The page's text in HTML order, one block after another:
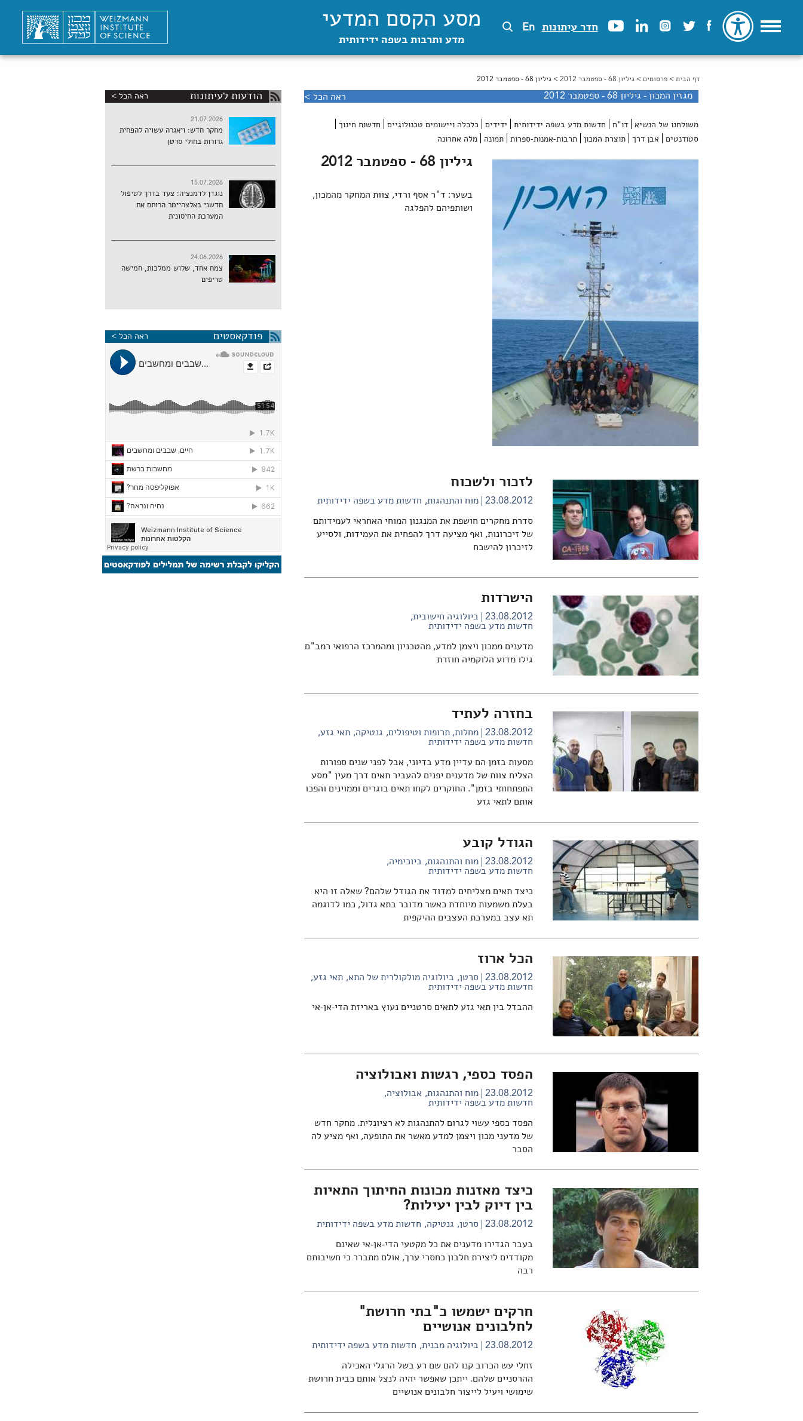
חדר עיתונות En מסע הקסם המדעי
מדע ותרבות בשפה ידידותית
הינך נמצא כאן
דף הבית >פרסומים >גיליון 68 - ספטמבר 2012 > גיליון 68 - ספטמבר 2012
מגזין המכון - גיליון 68 - ספטמבר 2012 ראה הכל >
משולחנו של הנשיא דו"ח חדשות מדע בשפה ידידותית ידידים כלכלה ויישומים טכנולוגיים
חדשות חינוך
סטודנטים
אבן דרך תוצרת המכון תרבות-אמנות-ספרות תמונה מלה אחרונה
גיליון 68 - ספטמבר 2012
בשער: ד"ר אסף ורדי, צוות המחקר מהמכון,
ושותפיהם להפלגה
לזכור ולשכוח
23.08.2012 מוח והתנהגות חדשות מדע בשפה ידידותית
סדרת מחקרים חושפת את המנגנון המוחי האחראי לעמידותם
של זיכרונות, ואף מציעה דרך להפחית את העמידות, ולסייע
לזיכרון להישכח
הישרדות
23.08.2012
ביולוגיה חישובית
חדשות מדע בשפה ידידותית
מדענים ממכון ויצמן למדע, מהטכניון ומהמרכז הרפואי רמב"ם
גילו מדוע הלוקמיה חוזרת
בחזרה לעתיד
23.08.2012 מחלות, תרופות וטיפולים גנטיקה תאי גזע
חדשות מדע בשפה ידידותית
מסעות בזמן הם עדיין מדע בדיוני, אבל לפני שנים ספורות
הצליח צוות של מדענים יפנים להעביר תאים דרך מעין "מסע
התפתחותי בזמן". החוקרים לקחו תאים בוגרים וממוינים והפכו
אותם לתאי גזע
הגודל קובע
23.08.2012 מוח והתנהגות ביוכימיה
חדשות מדע בשפה ידידותית
כיצד תאים מצליחים למדוד את הגודל שלהם? שאלה זו היא
בעלת משמעות מיוחדת כאשר מדובר בתא גדול, כמו לדוגמה
תא עצב במערכת העצבים ההיקפית
הכל ארוז
23.08.2012 סרטן ביולוגיה מולקולרית של התא תאי גזע
חדשות מדע בשפה ידידותית
ההבדל בין תאי גזע לתאים סרטניים נעוץ באריזת הדי-אן-אי
הפסד כספי, רגשות ואבולוציה
23.08.2012 מוח והתנהגות אבולוציה
חדשות מדע בשפה ידידותית
הפסד כספי עשוי לגרום להתנהגות לא רציונלית. מחקר חדש
של מדעני מכון ויצמן למדע מאשר את התופעה, ואף מציע לה
הסבר
כיצד מאזנות מכונות החיתוך התאיות
בין דיוק לבין יעילות?
23.08.2012 סרטן גנטיקה חדשות מדע בשפה ידידותית
בעבר הגדירו מדענים את כל מקטעי הדי-אן-אי שאינם
מקודדים ליצירת חלבון כחסרי ערך, אולם מתברר כי חשיבותם
רבה
חרקים ישמשו כ"בתי חרושת"
לחלבונים אנושיים
23.08.2012 ביולוגיה מבנית חדשות מדע בשפה ידידותית
זחלי עש הכרוב קנו להם שם רע בשל הרגלי האכילה
ההרסניים שלהם. ייתכן שאפשר יהיה לנצל אותם כבית חרושת
שימושי ויעיל לייצור חלבונים אנושיים
הודעות לעיתונות ראה הכל >
21.07.2026
מחקר חדש: ויאגרה עשויה להפחית
גרורות בחולי סרטן
15.07.2026
נוגדן לדמנציה: צעד בדרך לטיפול
חדשני באלצהיימר הרותם את
המערכת החיסונית
24.06.2026
צמח אחד, שלוש ממלכות, חמישה
טריפים
פודקאסטים ראה הכל >